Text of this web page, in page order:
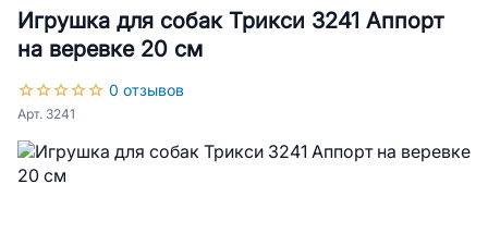
Игрушка для собак Трикси 3241 Аппорт
на веревке 20 см
0 отзывов
Арт. 3241